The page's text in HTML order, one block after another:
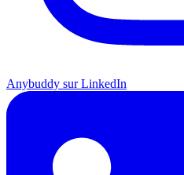
Anybuddy sur LinkedIn